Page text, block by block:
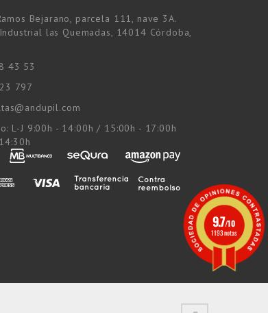
Bejarano, parcela 111, nave 3A.
las Quemadas, 14014 Córdoba,
43 53
797
L-J 9:00h - 14:00h / 15:00h - 17:00h
9.7/10
1193 notas